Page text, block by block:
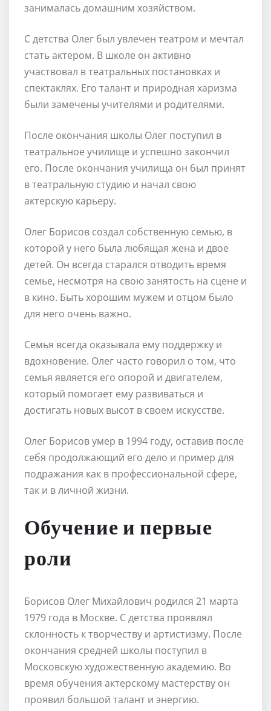
занималась домашним хозяйством.
С детства Олег был увлечен театром и мечтал
стать актером. В школе он активно
участвовал в театральных постановках и
спектаклях. Его талант и природная харизма
были замечены учителями и родителями.
После окончания школы Олег поступил в
театральное училище и успешно закончил
его. После окончания училища он был принят
в театральную студию и начал свою
актерскую карьеру.
Олег Борисов создал собственную семью, в
которой у него была любящая жена и двое
детей. Он всегда старался отводить время
семье, несмотря на свою занятость на сцене и
в кино. Быть хорошим мужем и отцом было
для него очень важно.
Семья всегда оказывала ему поддержку и
вдохновение. Олег часто говорил о том, что
семья является его опорой и двигателем,
который помогает ему развиваться и
достигать новых высот в своем искусстве.
Олег Борисов умер в 1994 году, оставив после
себя продолжающий его дело и пример для
подражания как в профессиональной сфере,
так и в личной жизни.
Обучение и первые
роли
Борисов Олег Михайлович родился 21 марта
1979 года в Москве. С детства проявлял
склонность к творчеству и артистизму. После
окончания средней школы поступил в
Московскую художественную академию. Во
время обучения актерскому мастерству он
проявил большой талант и энергию.